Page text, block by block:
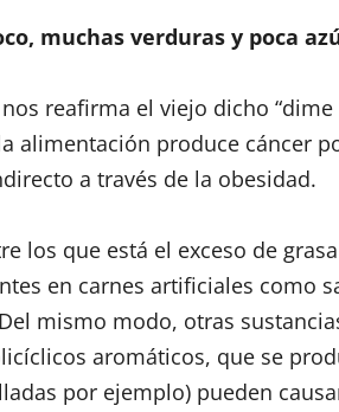
muchas verduras y poca
reafirma el viejo dicho
alimentación produce cáncer
a través de la obesidad.
los que está el exceso de
en carnes artificiales como
mismo modo, otras
aromáticos, que se
por ejemplo) pueden